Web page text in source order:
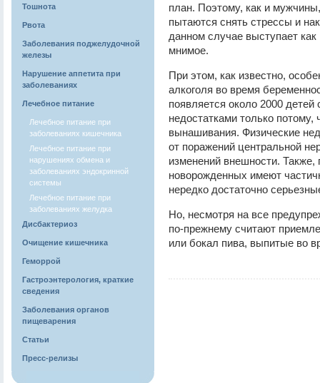
Тошнота
Рвота
Заболевания поджелудочной
железы
Нарушение аппетита при
заболеваниях
Лечебное питание
Лечебное питание при
заболеваниях кишечника
Лечебное питание при
нарушениях обмена и
заболеваниях эндокринной
системы
Лечебное питание при
заболеваниях желудка
Дисбактериоз
Очищение кишечника
Геморрой
Гастроэнтерология, краткие
сведения
Заболевания органов
пищеварения
Статьи
Пресс-релизы
план. Поэтому, как и
пытаются снять стрессы и
данном случае выступает
мнимое.
При этом, как известно,
алкоголя во время
появляется около 2000
недостатками только
вынашивания. Физические
от поражений центральной
изменений внешности.
новорожденных имеют
нередко достаточно
Но, несмотря на все
по-прежнему считают
или бокал пива, выпитые во